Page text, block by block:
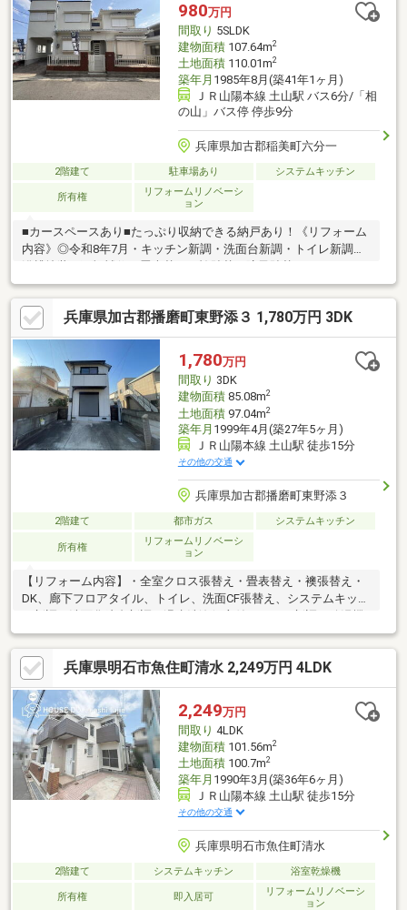
店 徒歩約6分・ドラッグストアコスモス高畑店 徒歩約5分◆学
校・平岡北小学校・平岡中学校
980万円
間取り 5SLDK
建物面積107.64m2
土地面積110.01m2
築年月 1985年8月(築41年1ヶ月)
ＪＲ山陽本線 土山駅 バス6分/「相
の山」バス停 停歩9分
兵庫県加古郡稲美町六分一
2階建て 駐車場あり システムキッチン
所有権
リフォームリノベーシ
ョン
■カースペースあり■たっぷり収納できる納戸あり！《リフォーム
内容》◎令和8年7月・キッチン新調・洗面台新調・トイレ新調・
浴槽塗装・雨樋補修・畳表替え・襖貼替・障子貼替・フローリン
グ上張り・クロス貼替・トイレ、洗面DF貼替・ハウスクリーニン
グ
兵庫県加古郡播磨町東野添３ 1,780万円 3DK
1,780万円
間取り 3DK
建物面積85.08m2
土地面積97.04m2
築年月 1999年4月(築27年5ヶ月)
ＪＲ山陽本線 土山駅 徒歩15分
その他の交通
兵庫県加古郡播磨町東野添３
2階建て 都市ガス システムキッチン
所有権
リフォームリノベーシ
ョン
【リフォーム内容】・全室クロス張替え・畳表替え・襖張替え・
DK、廊下フロアタイル、トイレ、洗面CF張替え、システムキッチ
交換・ハウスクリーニング等
兵庫県明石市魚住町清水 2,249万円 4LDK
2,249万円
間取り 4LDK
建物面積101.56m2
土地面積100.7m2
築年月 1990年3月(築36年6ヶ月)
ＪＲ山陽本線 土山駅 徒歩15分
その他の交通
兵庫県明石市魚住町清水
2階建て システムキッチン 浴室乾燥機
所有権 即入居可
リフォームリノベーシ
ョン